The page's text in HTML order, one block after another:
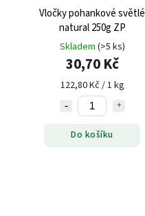
Vločky pohankové světlé
natural 250g ZP
Skladem (>5 ks)
30,70 Kč
122,80 Kč / 1 kg
Do košíku